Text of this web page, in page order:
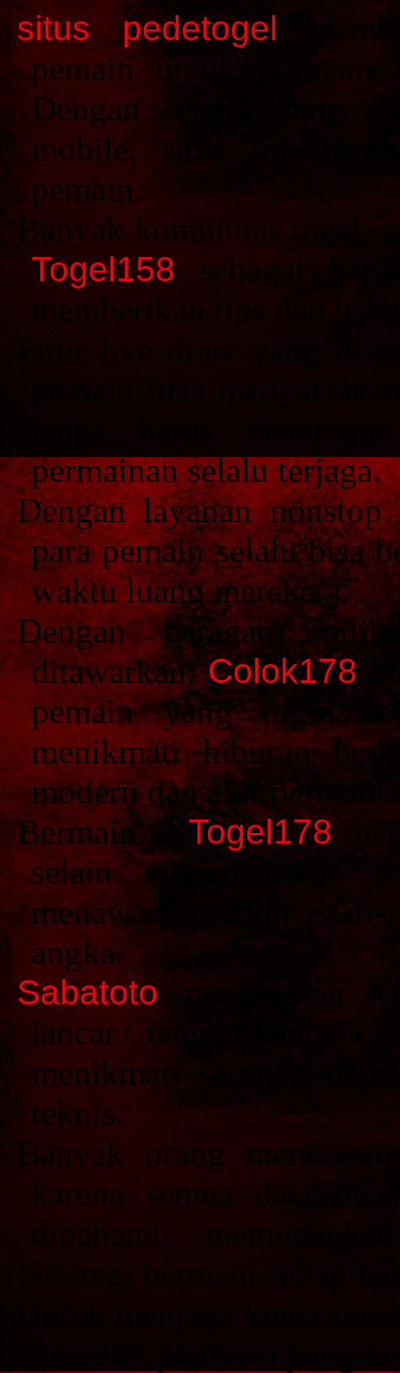
situs pedetogel
pemain untuk bermain
Dengan sistem yang
mobile, situs ini
pemain.
Banyak komunitas togel
Togel158 sebagai
memberikan tips dan trik
permainan selalu terjaga.
Dengan layanan
para pemain selalu bisa
waktu luang mereka.
Dengan beragam
ditawarkan,Colok178
pemain yang ingin
menikmati hiburan
modern dan alur
Bermain diTogel178
selain menghadirkan
menawarkan fitur
angka.
Sabatoto memastikan
lancar tanpa
menikmati serunya
teknis.
Banyak orang merasa
karena semua data
dipahami,